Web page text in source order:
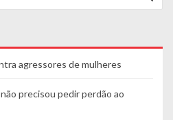
agressores de mulheres
precisou pedir perdão ao